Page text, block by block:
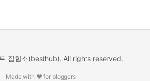
집합소(besthub). All rights reserved.
Made with ❤️ for bloggers